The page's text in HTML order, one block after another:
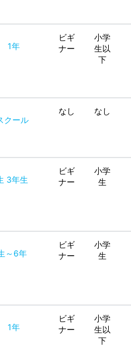
1年
ビギ
ナー
小学
生以
下
クール
なし なし
3年生
ビギ
ナー
小学
生
～6年
ビギ
ナー
小学
生
1年
ビギ
ナー
小学
生以
下